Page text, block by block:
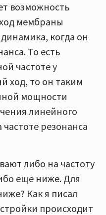
возможность
мембраны
когда он
То есть
частоте у
ход, то он таким
мощности
линейного
резонанса
либо на частоту
еще ниже. Для
Как я писал
происходит